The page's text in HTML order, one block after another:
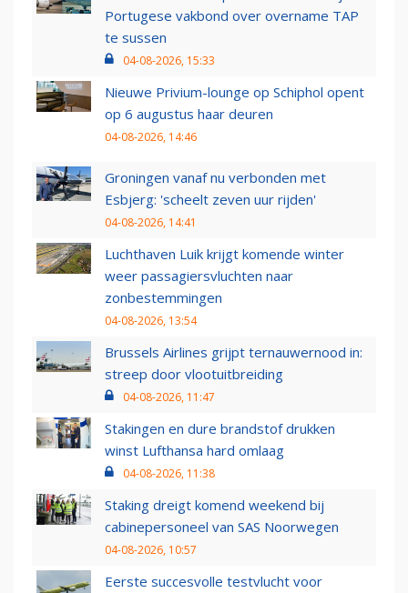
Portugese vakbond over overname TAP
te sussen
04-08-2026, 15:33
Nieuwe Privium-lounge op Schiphol opent
op 6 augustus haar deuren
04-08-2026, 14:46
Groningen vanaf nu verbonden met
Esbjerg: 'scheelt zeven uur rijden'
04-08-2026, 14:41
Luchthaven Luik krijgt komende winter
weer passagiersvluchten naar
zonbestemmingen
04-08-2026, 13:54
Brussels Airlines grijpt ternauwernood in:
streep door vlootuitbreiding
04-08-2026, 11:47
Stakingen en dure brandstof drukken
winst Lufthansa hard omlaag
04-08-2026, 11:38
Staking dreigt komend weekend bij
cabinepersoneel van SAS Noorwegen
04-08-2026, 10:57
Eerste succesvolle testvlucht voor